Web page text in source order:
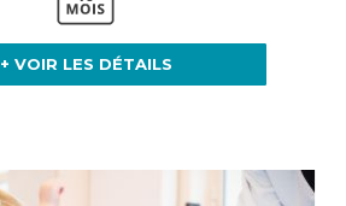
+ VOIR LES DÉTAILS